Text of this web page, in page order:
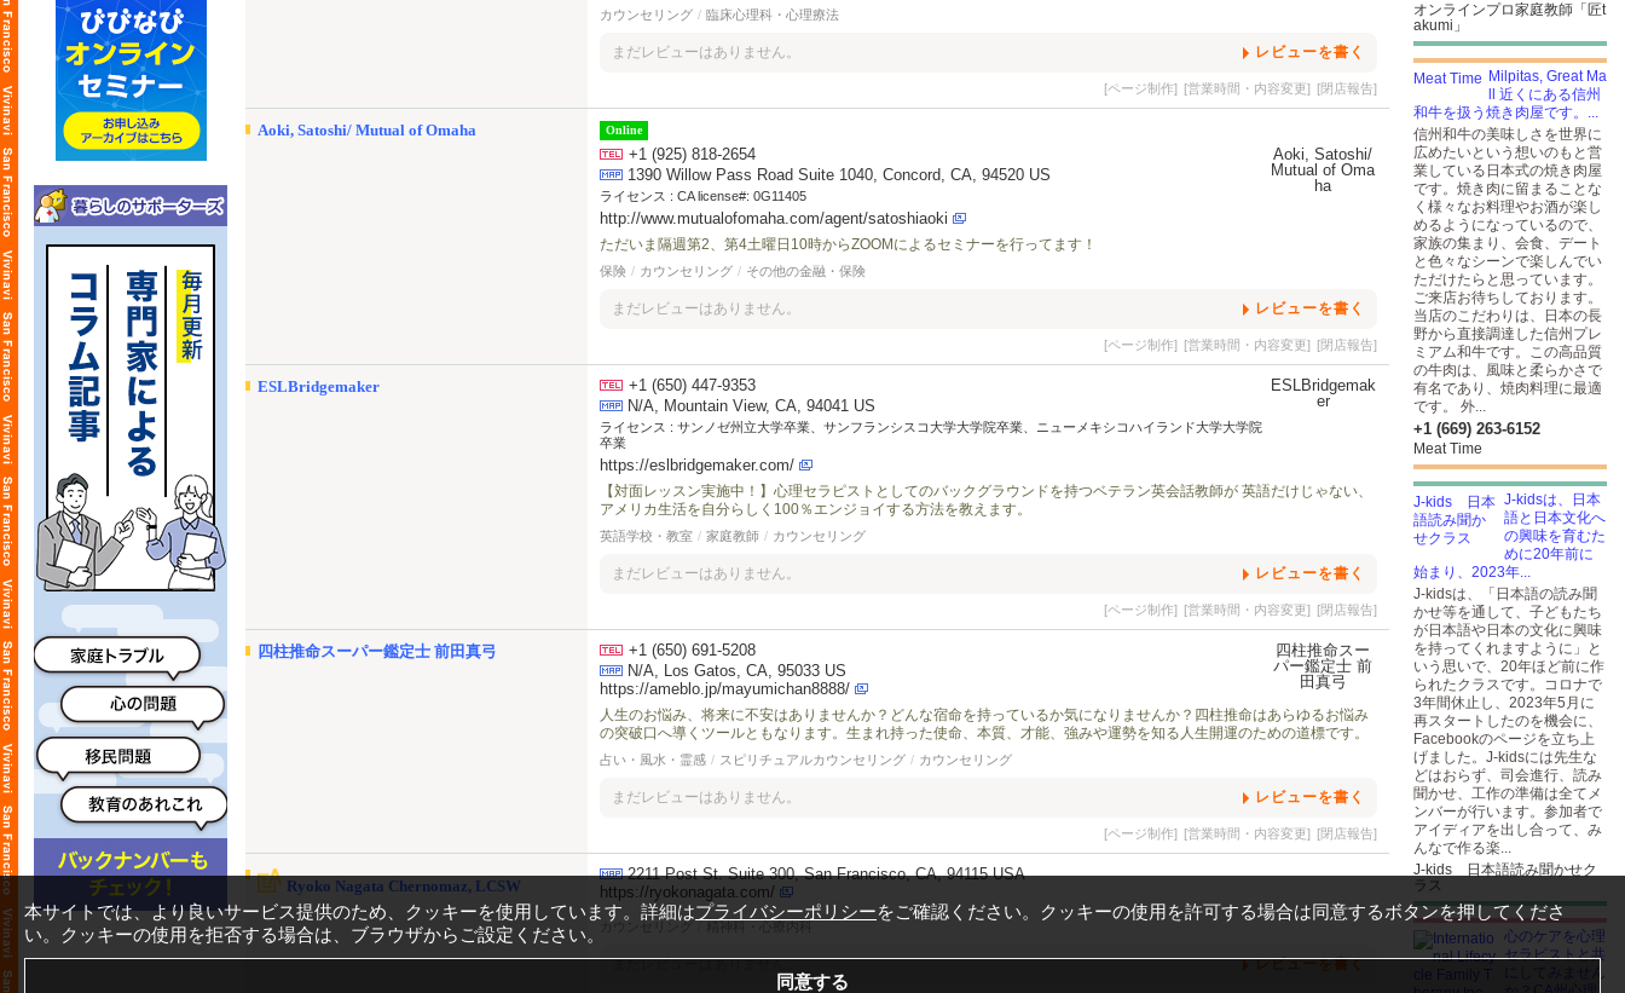
カウンセリング / 臨床心理科・心理療法
まだレビューはありません。 レビューを書く
[ページ制作] [営業時間・内容変更] [閉店報告]
Aoki, Satoshi/ Mutual of Omaha Online
+1 (925) 818-2654
1390 Willow Pass Road Suite 1040, Concord, CA, 94520 US
ライセンス : CA license#: 0G11405
http://www.mutualofomaha.com/agent/satoshiaoki
ただいま隔週第2、第4土曜日10時からZOOMによるセミナーを行ってます！
保険 / カウンセリング / その他の金融・保険
まだレビューはありません。 レビューを書く
[ページ制作] [営業時間・内容変更] [閉店報告]
ESLBridgemaker
+1 (650) 447-9353
N/A, Mountain View, CA, 94041 US
ライセンス : サンノゼ州立大学卒業、サンフランシスコ大学大学院卒業、ニューメキシコハイランド大学大学院
卒業
https://eslbridgemaker.com/
【対面レッスン実施中！】心理セラピストとしてのバックグラウンドを持つベテラン英会話教師が 英語だけじゃない、
アメリカ生活を自分らしく100％エンジョイする方法を教えます。
英語学校・教室 / 家庭教師 / カウンセリング
まだレビューはありません。 レビューを書く
[ページ制作] [営業時間・内容変更] [閉店報告]
四柱推命スーパー鑑定士 前田真弓
+1 (650) 691-5208
N/A, Los Gatos, CA, 95033 US
https://ameblo.jp/mayumichan8888/
人生のお悩み、将来に不安はありませんか？どんな宿命を持っているか気になりませんか？四柱推命はあらゆるお悩み
の突破口へ導くツールともなります。生まれ持った使命、本質、才能、強みや運勢を知る人生開運のための道標です。
占い・風水・霊感 / スピリチュアルカウンセリング / カウンセリング
まだレビューはありません。 レビューを書く
[ページ制作] [営業時間・内容変更] [閉店報告]
Ryoko Nagata Chernomaz, LCSW
2211 Post St. Suite 300, San Francisco, CA, 94115 USA
https://ryokonagata.com/
カウンセリング
まだレビューはありません。 レビューを書く
オンラインプロ家庭教師「匠t
akumi」
Milpitas, Great Ma
ll 近くにある信州
和牛を扱う焼き肉屋です。...
信州和牛の美味しさを世界に
広めたいという想いのもと営
業している日本式の焼き肉屋
です。焼き肉に留まることな
く様々なお料理やお酒が楽し
めるようになっているので、
家族の集まり、会食、デート
と色々なシーンで楽しんでい
ただけたらと思っています。
ご来店お待ちしております。
当店のこだわりは、日本の長
野から直接調達した信州プレ
ミアム和牛です。この高品質
の牛肉は、風味と柔らかさで
有名であり、焼肉料理に最適
です。 外...
+1 (669) 263-6152
Meat Time
J-kidsは、日本
語と日本文化へ
の興味を育むた
めに20年前に
始まり、2023年...
J-kidsは、「日本語の読み聞
かせ等を通して、子どもたち
が日本語や日本の文化に興味
を持ってくれますように」と
いう思いで、20年ほど前に作
られたクラスです。コロナで
3年間休止し、2023年5月に
再スタートしたのを機会に、
Facebookのページを立ち上
げました。J-kidsには先生な
どはおらず、司会進行、読み
聞かせ、工作の準備は全てメ
ンバーが行います。参加者で
アイディアを出し合って、み
んなで作る楽...
J-kids 日本語読み聞かせク
ラス
心のケアを心理
セラピストと共
にしてみません
本サイトでは、より良いサービス提供のため、クッキーを使用しています。詳細はプライバシーポリシーをご確認ください。クッキーの使用を許可する場合は同意するボタンを押してくださ
い。クッキーの使用を拒否する場合は、ブラウザからご設定ください。